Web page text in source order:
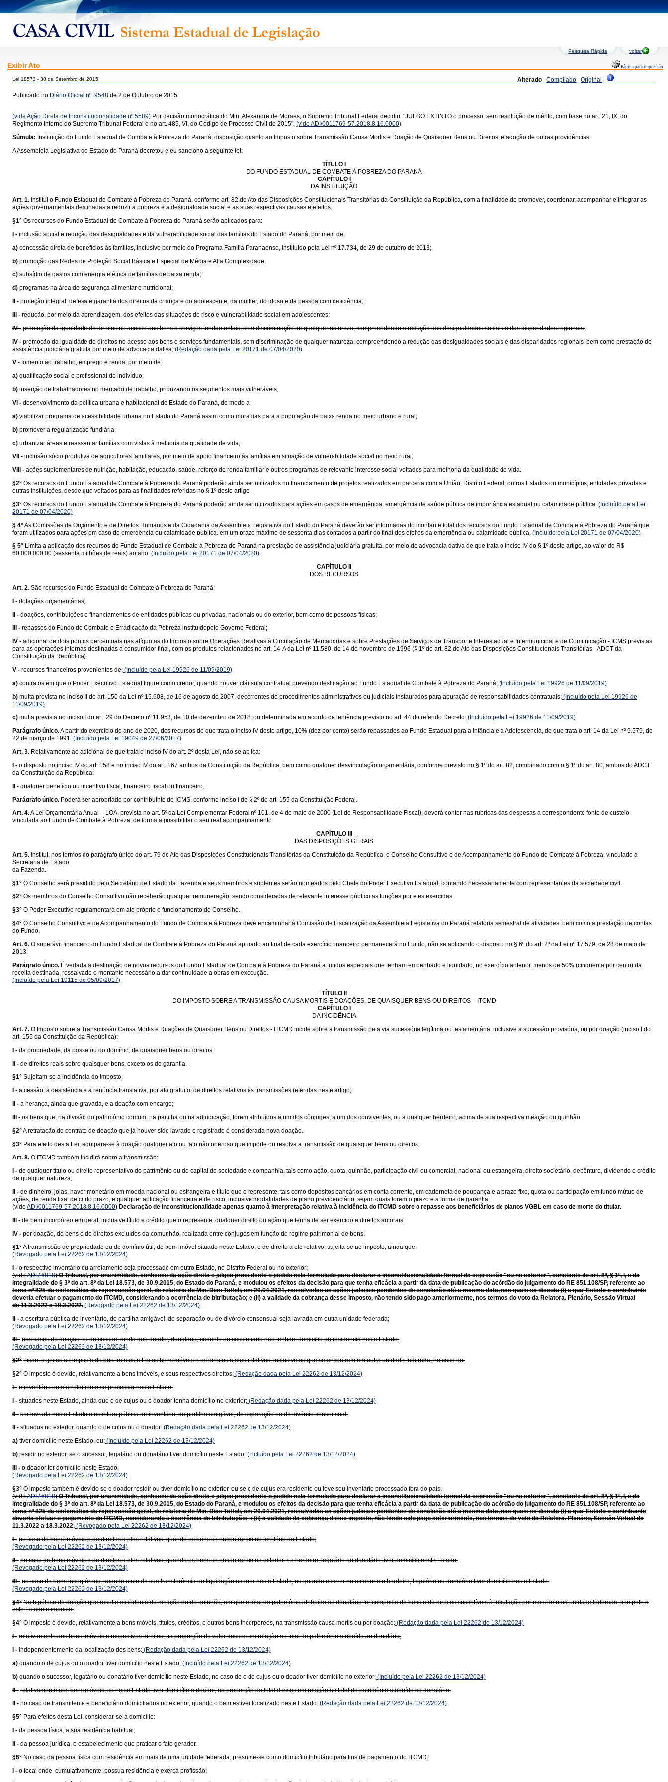
Pesquisa Rápida voltar
Exibir Ato Página para impressão
Alterado Compilado Original
Lei 18573 - 30 de Setembro de 2015
Publicado no Diário Oficial nº. 9548 de 2 de Outubro de 2015
(vide Ação Direta de Inconstitucionalidade nº 5589) Por decisão monocrática do Min. Alexandre de Moraes, o Supremo Tribunal Federal decidiu: "JULGO EXTINTO o processo, sem resolução de mérito, com base no art. 21, IX, do
Regimento Interno do Supremo Tribunal Federal e no art. 485, VI, do Código de Processo Civil de 2015". (vide ADI/0011769-57.2018.8.16.0000)
Súmula: Instituição do Fundo Estadual de Combate à Pobreza do Paraná, disposição quanto ao Imposto sobre Transmissão Causa Mortis e Doação de Quaisquer Bens ou Direitos, e adoção de outras providências.
A Assembleia Legislativa do Estado do Paraná decretou e eu sanciono a seguinte lei:
TÍTULO I
DO FUNDO ESTADUAL DE COMBATE À POBREZA DO PARANÁ
CAPÍTULO I
DA INSTITUIÇÃO
Art. 1. Institui o Fundo Estadual de Combate à Pobreza do Paraná, conforme art. 82 do Ato das Disposições Constitucionais Transitórias da Constituição da República, com a finalidade de promover, coordenar, acompanhar e integrar as
ações governamentais destinadas a reduzir a pobreza e a desigualdade social e as suas respectivas causas e efeitos.
§1° Os recursos do Fundo Estadual de Combate à Pobreza do Paraná serão aplicados para:
I - inclusão social e redução das desigualdades e da vulnerabilidade social das famílias do Estado do Paraná, por meio de:
a) concessão direta de benefícios às famílias, inclusive por meio do Programa Família Paranaense, instituído pela Lei nº 17.734, de 29 de outubro de 2013;
b) promoção das Redes de Proteção Social Básica e Especial de Média e Alta Complexidade;
c) subsídio de gastos com energia elétrica de famílias de baixa renda;
d) programas na área de segurança alimentar e nutricional;
II - proteção integral, defesa e garantia dos direitos da criança e do adolescente, da mulher, do idoso e da pessoa com deficiência;
III - redução, por meio da aprendizagem, dos efeitos das situações de risco e vulnerabilidade social em adolescentes;
IV - promoção da igualdade de direitos no acesso aos bens e serviços fundamentais, sem discriminação de qualquer natureza, compreendendo a redução das desigualdades sociais e das disparidades regionais;
IV - promoção da igualdade de direitos no acesso aos bens e serviços fundamentais, sem discriminação de qualquer natureza, compreendendo a redução das desigualdades sociais e das disparidades regionais, bem como prestação de
assistência judiciária gratuita por meio de advocacia dativa; (Redação dada pela Lei 20171 de 07/04/2020)
V - fomento ao trabalho, emprego e renda, por meio de:
a) qualificação social e profissional do indivíduo;
b) inserção de trabalhadores no mercado de trabalho, priorizando os segmentos mais vulneráveis;
VI - desenvolvimento da política urbana e habitacional do Estado do Paraná, de modo a:
a) viabilizar programa de acessibilidade urbana no Estado do Paraná assim como moradias para a população de baixa renda no meio urbano e rural;
b) promover a regularização fundiária;
c) urbanizar áreas e reassentar famílias com vistas à melhoria da qualidade de vida;
VII - inclusão sócio produtiva de agricultores familiares, por meio de apoio financeiro às famílias em situação de vulnerabilidade social no meio rural;
VIII - ações suplementares de nutrição, habitação, educação, saúde, reforço de renda familiar e outros programas de relevante interesse social voltados para melhoria da qualidade de vida.
§2° Os recursos do Fundo Estadual de Combate à Pobreza do Paraná poderão ainda ser utilizados no financiamento de projetos realizados em parceria com a União, Distrito Federal, outros Estados ou municípios, entidades privadas e
outras instituições, desde que voltados para as finalidades referidas no § 1º deste artigo.
§3° Os recursos do Fundo Estadual de Combate à Pobreza do Paraná poderão ainda ser utilizados para ações em casos de emergência, emergência de saúde pública de importância estadual ou calamidade pública. (Incluído pela Lei
20171 de 07/04/2020)
§ 4°As Comissões de Orçamento e de Direitos Humanos e da Cidadania da Assembleia Legislativa do Estado do Paraná deverão ser informadas do montante total dos recursos do Fundo Estadual de Combate à Pobreza do Paraná que
foram utilizados para ações em caso de emergência ou calamidade pública, em um prazo máximo de sessenta dias contados a partir do final dos efeitos da emergência ou calamidade pública. (Incluído pela Lei 20171 de 07/04/2020)
§ 5° Limita a aplicação dos recursos do Fundo Estadual de Combate à Pobreza do Paraná na prestação de assistência judiciária gratuita, por meio de advocacia dativa de que trata o inciso IV do § 1º deste artigo, ao valor de R$
60.000.000,00 (sessenta milhões de reais) ao ano. (Incluído pela Lei 20171 de 07/04/2020)
CAPÍTULO II
DOS RECURSOS
Art. 2. São recursos do Fundo Estadual de Combate à Pobreza do Paraná:
I - dotações orçamentárias;
II - doações, contribuições e financiamentos de entidades públicas ou privadas, nacionais ou do exterior, bem como de pessoas físicas;
III - repasses do Fundo de Combate e Erradicação da Pobreza instituídopelo Governo Federal;
IV - adicional de dois pontos percentuais nas alíquotas do Imposto sobre Operações Relativas à Circulação de Mercadorias e sobre Prestações de Serviços de Transporte Interestadual e Intermunicipal e de Comunicação - ICMS previstas
para as operações internas destinadas a consumidor final, com os produtos relacionados no art. 14-A da Lei nº 11.580, de 14 de novembro de 1996 (§ 1º do art. 82 do Ato das Disposições Constitucionais Transitórias - ADCT da
Constituição da República).
V - recursos financeiros provenientes de: (Incluído pela Lei 19926 de 11/09/2019)
a) contratos em que o Poder Executivo Estadual figure como credor, quando houver cláusula contratual prevendo destinação ao Fundo Estadual de Combate à Pobreza do Paraná; (Incluído pela Lei 19926 de 11/09/2019)
b) multa prevista no inciso II do art. 150 da Lei nº 15.608, de 16 de agosto de 2007, decorrentes de procedimentos administrativos ou judiciais instaurados para apuração de responsabilidades contratuais; (Incluído pela Lei 19926 de
11/09/2019)
c) multa prevista no inciso I do art. 29 do Decreto nº 11.953, de 10 de dezembro de 2018, ou determinada em acordo de leniência previsto no art. 44 do referido Decreto. (Incluído pela Lei 19926 de 11/09/2019)
Parágrafo único.A partir do exercício do ano de 2020, dos recursos de que trata o inciso IV deste artigo, 10% (dez por cento) serão repassados ao Fundo Estadual para a Infância e a Adolescência, de que trata o art. 14 da Lei nº 9.579, de
22 de março de 1991. (Incluído pela Lei 19049 de 27/06/2017)
Art. 3. Relativamente ao adicional de que trata o inciso IV do art. 2º desta Lei, não se aplica:
I - o disposto no inciso IV do art. 158 e no inciso IV do art. 167 ambos da Constituição da República, bem como qualquer desvinculação orçamentária, conforme previsto no § 1º do art. 82, combinado com o § 1º do art. 80, ambos do ADCT
da Constituição da República;
II - qualquer benefício ou incentivo fiscal, financeiro fiscal ou financeiro.
Parágrafo único. Poderá ser apropriado por contribuinte do ICMS, conforme inciso I do § 2º do art. 155 da Constituição Federal.
Art. 4.A Lei Orçamentária Anual – LOA, prevista no art. 5º da Lei Complementar Federal nº 101, de 4 de maio de 2000 (Lei de Responsabilidade Fiscal), deverá conter nas rubricas das despesas a correspondente fonte de custeio
vinculada ao Fundo de Combate à Pobreza, de forma a possibilitar o seu real acompanhamento.
CAPÍTULO III
DAS DISPOSIÇÕES GERAIS
Art. 5. Institui, nos termos do parágrafo único do art. 79 do Ato das Disposições Constitucionais Transitórias da Constituição da República, o Conselho Consultivo e de Acompanhamento do Fundo de Combate à Pobreza, vinculado à
Secretaria de Estado
da Fazenda.
§1° O Conselho será presidido pelo Secretário de Estado da Fazenda e seus membros e suplentes serão nomeados pelo Chefe do Poder Executivo Estadual, contando necessariamente com representantes da sociedade civil.
§2° Os membros do Conselho Consultivo não receberão qualquer remuneração, sendo consideradas de relevante interesse público as funções por eles exercidas.
§3° O Poder Executivo regulamentará em ato próprio o funcionamento do Conselho.
§4° O Conselho Consultivo e de Acompanhamento do Fundo de Combate à Pobreza deve encaminhar à Comissão de Fiscalização da Assembleia Legislativa do Paraná relatoria semestral de atividades, bem como a prestação de contas
do Fundo.
Art. 6. O superávit financeiro do Fundo Estadual de Combate à Pobreza do Paraná apurado ao final de cada exercício financeiro permanecerá no Fundo, não se aplicando o disposto no § 6º do art. 2º da Lei nº 17.579, de 28 de maio de
2013.
Parágrafo único. É vedada a destinação de novos recursos do Fundo Estadual de Combate à Pobreza do Paraná a fundos especiais que tenham empenhado e liquidado, no exercício anterior, menos de 50% (cinquenta por cento) da
receita destinada, ressalvado o montante necessário a dar continuidade a obras em execução.
(Incluído pela Lei 19115 de 05/09/2017)
TÍTULO II
DO IMPOSTO SOBRE A TRANSMISSÃO CAUSA MORTIS E DOAÇÕES, DE QUAISQUER BENS OU DIREITOS – ITCMD
CAPÍTULO I
DA INCIDÊNCIA
Art. 7. O Imposto sobre a Transmissão Causa Mortis e Doações de Quaisquer Bens ou Direitos - ITCMD incide sobre a transmissão pela via sucessória legítima ou testamentária, inclusive a sucessão provisória, ou por doação (inciso I do
art. 155 da Constituição da República):
I - da propriedade, da posse ou do domínio, de quaisquer bens ou direitos;
II - de direitos reais sobre quaisquer bens, exceto os de garantia.
§1° Sujeitam-se à incidência do imposto:
I - a cessão, a desistência e a renúncia translativa, por ato gratuito, de direitos relativos às transmissões referidas neste artigo;
II - a herança, ainda que gravada, e a doação com encargo;
III - os bens que, na divisão do patrimônio comum, na partilha ou na adjudicação, forem atribuídos a um dos cônjuges, a um dos conviventes, ou a qualquer herdeiro, acima de sua respectiva meação ou quinhão.
§2°A retratação do contrato de doação que já houver sido lavrado e registrado é considerada nova doação.
§3° Para efeito desta Lei, equipara-se à doação qualquer ato ou fato não oneroso que importe ou resolva a transmissão de quaisquer bens ou direitos.
Art. 8. O ITCMD também incidirá sobre a transmissão:
I - de qualquer título ou direito representativo do patrimônio ou do capital de sociedade e companhia, tais como ação, quota, quinhão, participação civil ou comercial, nacional ou estrangeira, direito societário, debênture, dividendo e crédito
de qualquer natureza;
II - de dinheiro, joias, haver monetário em moeda nacional ou estrangeira e título que o represente, tais como depósitos bancários em conta corrente, em caderneta de poupança e a prazo fixo, quota ou participação em fundo mútuo de
ações, de renda fixa, de curto prazo, e qualquer aplicação financeira e de risco, inclusive modalidades de plano previdenciário, sejam quais forem o prazo e a forma de garantia;
(vide ADI/0011769-57.2018.8.16.0000) Declaração de inconstitucionalidade apenas quanto à interpretação relativa à incidência do ITCMD sobre o repasse aos beneficiários de planos VGBL em caso de morte do titular.
III - de bem incorpóreo em geral, inclusive título e crédito que o represente, qualquer direito ou ação que tenha de ser exercido e direitos autorais;
IV - por doação, de bens e de direitos excluídos da comunhão, realizada entre cônjuges em função do regime patrimonial de bens.
§1°A transmissão de propriedade ou de domínio útil, de bem imóvel situado neste Estado, e de direito a ele relativo, sujeita-se ao imposto, ainda que:
(Revogado pela Lei 22262 de 13/12/2024)
I - o respectivo inventário ou arrolamento seja processado em outro Estado, no Distrito Federal ou no exterior;
(videADI / 6818)O Tribunal, por unanimidade, conheceu da ação direta e julgou procedente o pedido nela formulado para declarar a inconstitucionalidade formal da expressão "ou no exterior", constante do art.8º, § 1º, I, e da
integralidade do § 3º do art. 8º da Lei 18.573, de 30.9.2015, do Estado do Paraná, e modulou os efeitos da decisão para que tenha eficácia a partir da data de publicação do acórdão do julgamento do RE 851.108/SP, referente ao
tema nº 825 da sistemática da repercussão geral, de relatoria do Min. Dias Toffoli, em 20.04.2021, ressalvadas as ações judiciais pendentes de conclusão até a mesma data, nas quais se discuta (i) a qual Estado o contribuinte
deveria efetuar o pagamento do ITCMD, considerando a ocorrência de bitributação; e (ii) a validade da cobrança desse imposto, não tendo sido pago anteriormente, nos termos do voto da Relatora. Plenário, Sessão Virtual
de 11.3.2022 a 18.3.2022. (Revogado pela Lei 22262 de 13/12/2024)
II - a escritura pública de inventário, de partilha amigável, de separação ou de divórcio consensual seja lavrada em outra unidade federada;
(Revogado pela Lei 22262 de 13/12/2024)
III - nos casos de doação ou de cessão, ainda que doador, donatário, cedente ou cessionário não tenham domicílio ou residência neste Estado.
(Revogado pela Lei 22262 de 13/12/2024)
§2° Ficam sujeitos ao imposto de que trata esta Lei os bens móveis e os direitos a eles relativos, inclusive os que se encontrem em outra unidade federada, no caso de:
§2° O imposto é devido, relativamente a bens imóveis, e seus respectivos direitos: (Redação dada pela Lei 22262 de 13/12/2024)
I - o inventário ou o arrolamento se processar neste Estado;
I - situados neste Estado, ainda que o de cujus ou o doador tenha domicílio no exterior; (Redação dada pela Lei 22262 de 13/12/2024)
II - ser lavrada neste Estado a escritura pública de inventário, de partilha amigável, de separação ou de divórcio consensual;
II - situados no exterior, quando o de cujus ou o doador: (Redação dada pela Lei 22262 de 13/12/2024)
a) tiver domicílio neste Estado, ou; (Incluído pela Lei 22262 de 13/12/2024)
b) residir no exterior, se o sucessor, legatário ou donatário tiver domicílio neste Estado. (Incluído pela Lei 22262 de 13/12/2024)
III - o doador ter domicílio neste Estado.
(Revogado pela Lei 22262 de 13/12/2024)
§3° O imposto também é devido se o doador residir ou tiver domicílio no exterior, ou se o de cujus era residente ou teve seu inventário processado fora do país:
(videADI / 6818)O Tribunal, por unanimidade, conheceu da ação direta e julgou procedente o pedido nela formulado para declarar a inconstitucionalidade formal da expressão "ou no exterior", constante do art.8º, § 1º, I, e da
integralidade do § 3º do art. 8º da Lei 18.573, de 30.9.2015, do Estado do Paraná, e modulou os efeitos da decisão para que tenha eficácia a partir da data de publicação do acórdão do julgamento do RE 851.108/SP, referente ao
tema nº 825 da sistemática da repercussão geral, de relatoria do Min. Dias Toffoli, em 20.04.2021, ressalvadas as ações judiciais pendentes de conclusão até a mesma data, nas quais se discuta (i) a qual Estado o contribuinte
deveria efetuar o pagamento do ITCMD, considerando a ocorrência de bitributação; e (ii) a validade da cobrança desse imposto, não tendo sido pago anteriormente, nos termos do voto da Relatora. Plenário, Sessão Virtualde
11.3.2022 a 18.3.2022. (Revogado pela Lei 22262 de 13/12/2024)
I - no caso de bens imóveis e de direitos a eles relativos, quando os bens se encontrarem no território do Estado;
(Revogado pela Lei 22262 de 13/12/2024)
II - no caso de bens móveis e de direitos a eles relativos, quando os bens se encontrarem no exterior e o herdeiro, legatário ou donatário tiver domicílio neste Estado;
(Revogado pela Lei 22262 de 13/12/2024)
III - no caso de bens incorpóreos, quando o ato de sua transferência ou liquidação ocorrer neste Estado, ou quando ocorrer no exterior e o herdeiro, legatário ou donatário tiver domicílio neste Estado.
(Revogado pela Lei 22262 de 13/12/2024)
§4° Na hipótese de doação que resulte excedente de meação ou de quinhão, em que o total do patrimônio atribuído ao donatário for composto de bens e de direitos suscetíveis à tributação por mais de uma unidade federada, compete a
este Estado o imposto:
§4° O imposto é devido, relativamente a bens móveis, títulos, créditos, e outros bens incorpóreos, na transmissão causa mortis ou por doação: (Redação dada pela Lei 22262 de 13/12/2024)
I - relativamente aos bens imóveis e respectivos direitos, na proporção do valor desses em relação ao total do patrimônio atribuído ao donatário;
I - independentemente da localização dos bens: (Redação dada pela Lei 22262 de 13/12/2024)
a) quando o de cujus ou o doador tiver domicílio neste Estado; (Incluído pela Lei 22262 de 13/12/2024)
b) quando o sucessor, legatário ou donatário tiver domicílio neste Estado, no caso de o de cujus ou o doador tiver domicílio no exterior; (Incluído pela Lei 22262 de 13/12/2024)
II - relativamente aos bens móveis, se neste Estado tiver domicílio o doador, na proporção do total desses em relação ao total do patrimônio atribuído ao donatário.
II - no caso de transmitente e beneficiário domiciliados no exterior, quando o bem estiver localizado neste Estado. (Redação dada pela Lei 22262 de 13/12/2024)
§5° Para efeitos desta Lei, considerar-se-á domicílio:
I - da pessoa física, a sua residência habitual;
II - da pessoa jurídica, o estabelecimento que praticar o fato gerador.
§6° No caso da pessoa física com residência em mais de uma unidade federada, presume-se como domicílio tributário para fins de pagamento do ITCMD:
I - o local onde, cumulativamente, possua residência e exerça profissão;